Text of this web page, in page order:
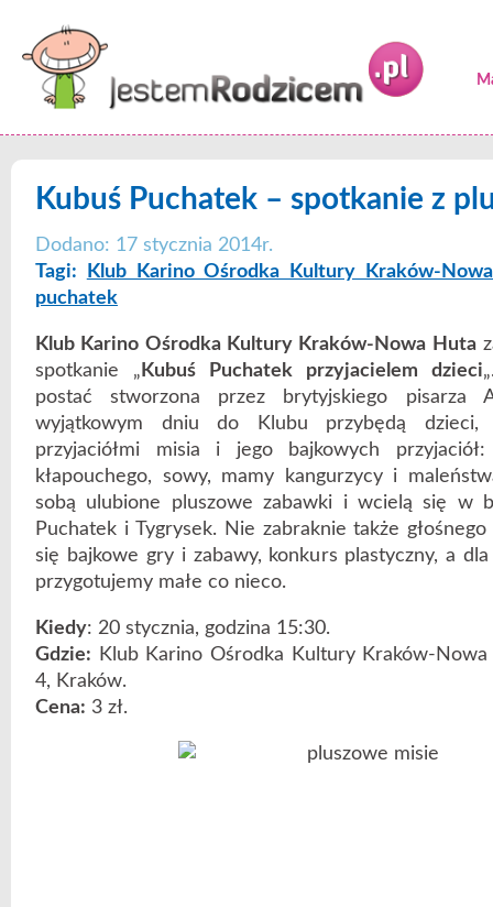
Kubuś Puchatek – spotkanie z
Dodano: 17 stycznia 2014r.
Tagi:
Klub Karino Ośrodka Kultury Kraków-
puchatek
Klub Karino Ośrodka Kultury Kraków-Nowa Huta
spotkanie „ Kubuś Puchatek przyjacielem dzieci
postać stworzona przez brytyjskiego pisarza
wyjątkowym dniu do Klubu przybędą dzieci,
przyjaciółmi misia i jego bajkowych przyjaciół:
kłapouchego, sowy, mamy kangurzycy i
sobą ulubione pluszowe zabawki i wcielą się w
Puchatek i Tygrysek. Nie zabraknie także
się bajkowe gry i zabawy, konkurs plastyczny, a
przygotujemy małe co nieco.
Kiedy: 20 stycznia, godzina 15:30.
Gdzie: Klub Karino Ośrodka Kultury Kraków-Nowa
4, Kraków.
Cena: 3 zł.